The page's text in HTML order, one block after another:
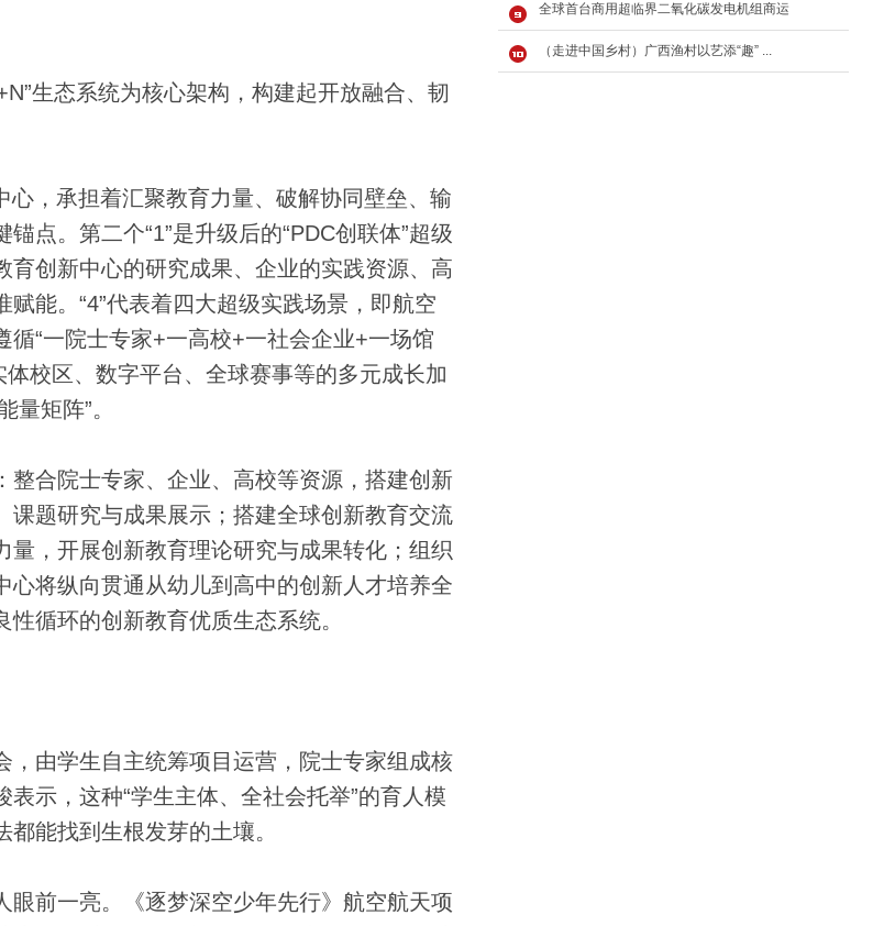
生态系统为核心架构，构建起开放融合、韧
，承担着汇聚教育力量、破解协同壁垒、输
点。第二个“1”是升级后的“PDC创联体”超级
创新中心的研究成果、企业的实践资源、高
能。“4”代表着四大超级实践场景，即航空
“一院士专家+一高校+一社会企业+一场馆
校区、数字平台、全球赛事等的多元成长加
量矩阵”。
合院士专家、企业、高校等资源，搭建创新
题研究与成果展示；搭建全球创新教育交流
，开展创新教育理论研究与成果转化；组织
将纵向贯通从幼儿到高中的创新人才培养全
循环的创新教育优质生态系统。
由学生自主统筹项目运营，院士专家组成核
示，这种“学生主体、全社会托举”的育人模
能找到生根发芽的土壤。
前一亮。《逐梦深空少年先行》航空航天项
全球首台商用超临界二氧化碳发电机组商运
（走进中国乡村）广西渔村以艺添“趣” ...